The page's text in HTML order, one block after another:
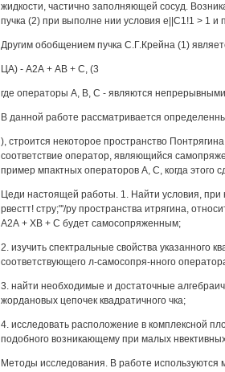
жидкости, частично заполняющей сосуд.
пучка (2) при выполне нии условия е||С1!1 > 1 и
Другим обобщением пучка С.Г.Крейна (1)
ЦА) - А2А + АВ + С, (3
где операторы А, В, С - являются
В данной работе рассматривается
), строится некоторое пространство
соответствие оператор, являющийся
пример мпактных операторов А, С, когда этого
Цеди настоящей работы. 1. Найти условия, при
рвестт! стру;"'/ру пространства итрягина,
А2А + ХВ + С будет самосопряженным;
2. изучить спектральные свойства указанного
соответствующего л-самосопря-нного
3. найти необходимые и достаточные
жордановых цепочек квадратичного чка;
4. исследовать расположение в комплексной
подобного возникающему при малых
Методы исследования. В работе